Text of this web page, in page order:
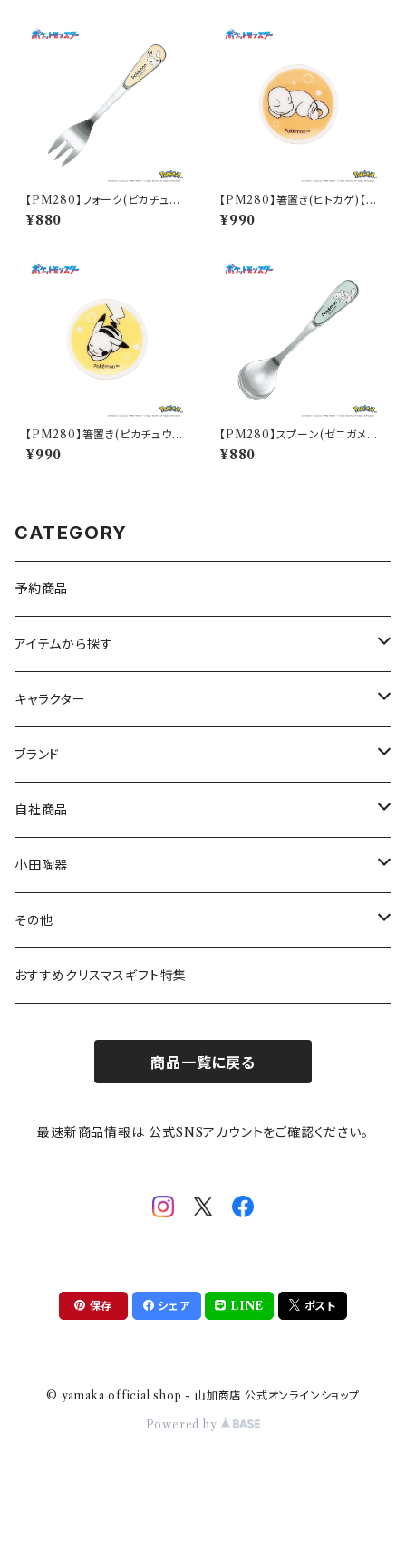
【PM280】フォーク(ピカチュウ)
【Daily Sketch】PM284-851
¥880
【PM280】箸置き(ヒトカゲ)【D
aily Sketch】PM282-402
¥990
【PM280】箸置き(ピカチュウ)
【Daily Sketch】PM284-402
¥990
【PM280】スプーン(ゼニガメ)
【Daily Sketch】PM283-850
¥880
CATEGORY
予約商品
アイテムから探す
九谷焼
マグ＆カップ
プレート
ボウル
ガラスウェア
カトラリー
キャラクター
ムーミン
80th記念アイテム
リトルミイの日記念アイテム
MOOMIN ANIMATION
スヌーピー
ピーターラビット
ポケットモンスター
mofusand（モフサンド）
mofsand×日比谷花壇
ちびまる子ちゃんandクレヨンしんちゃん
ブランド
LA AMYS(エミーズ)
LISA LARSON(リサラーソン)
LAURA ASHLEY(ローラ アシュレイ)
Finlayson(フィンレイソン)
HANAE MORI(ハナエモリ)
THE BEATLES(ザ・ビートルズ)
【山加商店×yaeko】migratory bird
自社商品
ねこ企画
Cecera(セセラ)
CELEC(セレック)
隅切り重箱
HAPPY DINING(ハッピーダイニング)
小田陶器
さざなみ
吉祥
メイメイウェア
SoSo(ソソ）
その他
リサイクル食器
おすすめクリスマスギフト特集
商品一覧に戻る
最速新商品情報は 公式SNSアカウントをご確認ください。
保存 シェア LINE ポスト
© yamaka official shop - 山加商店 公式オンラインショップ
Powered by